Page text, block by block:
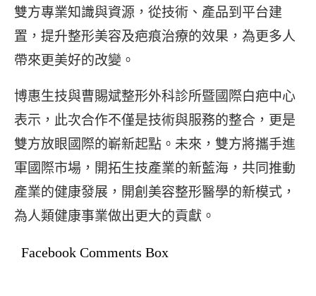
雙方專業知識與資源，從技術、產品到平台建
置，提升整形美容及疤痕治療的效果，為更多人
帶來更美好的改變。
博惠生技與曹賜斌整形外科診所暨國際白疤中心
表示，此次合作不僅是技術與服務的整合，更是
雙方放眼國際的嶄新起點。未來，雙方將攜手進
軍國際市場，開拓生技產業的新藍海，共同推動
產業的健康發展，開創美容整形醫學的新模式，
為人類健康事業做出更大的貢獻。
Facebook Comments Box